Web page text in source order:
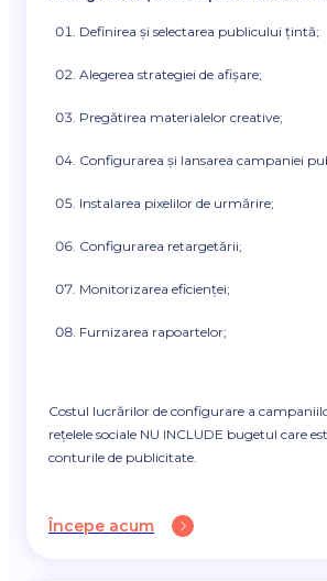
Definirea și selectarea publicului țintă;
Alegerea strategiei de afișare;
Pregătirea materialelor creative;
Configurarea și lansarea campaniei
Instalarea pixelilor de urmărire;
Configurarea retargetării;
Monitorizarea eficienței;
Furnizarea rapoartelor;
Costul lucrărilor de configurare a
rețelele sociale NU INCLUDE bugetul care
conturile de publicitate.
Începe acum